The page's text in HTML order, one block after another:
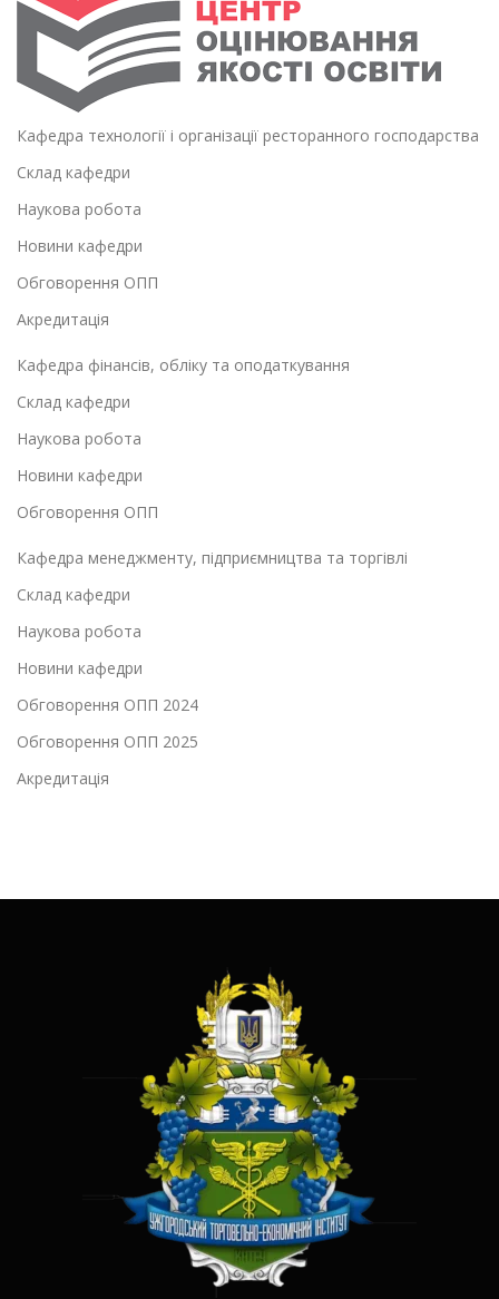
Кафедра технології і організації ресторанного господарства
Склад кафедри
Наукова робота
Новини кафедри
Обговорення ОПП
Акредитація
Кафедра фінансів, обліку та оподаткування
Склад кафедри
Наукова робота
Новини кафедри
Обговорення ОПП
Кафедра менеджменту, підприємництва та торгівлі
Склад кафедри
Наукова робота
Новини кафедри
Обговорення ОПП 2024
Обговорення ОПП 2025
Акредитація